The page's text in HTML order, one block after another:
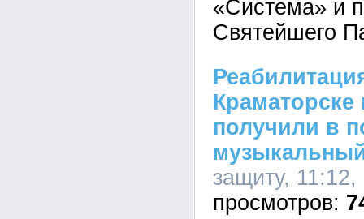
«Система» и
Святейшего
получили в
защиту,